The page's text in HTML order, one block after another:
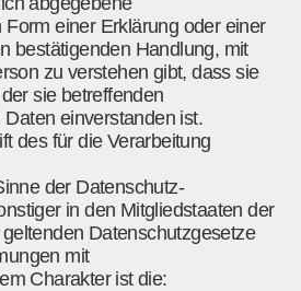
einer Erklärung oder einer
bestätigenden Handlung, mit
zu verstehen gibt, dass sie
sie betreffenden
einverstanden ist.
des für die Verarbeitung
der Datenschutz-
in den Mitgliedstaaten der
Datenschutzgesetze
mit
Charakter ist die: